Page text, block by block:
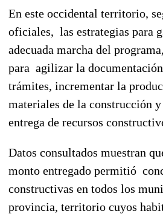
En este occidental territorio,
oficiales, las estrategias para
adecuada marcha del
para agilizar la
trámites, incrementar la
materiales de la construcción
entrega de recursos
Datos consultados muestran
monto entregado permitió
constructivas en todos los
provincia, territorio cuyos